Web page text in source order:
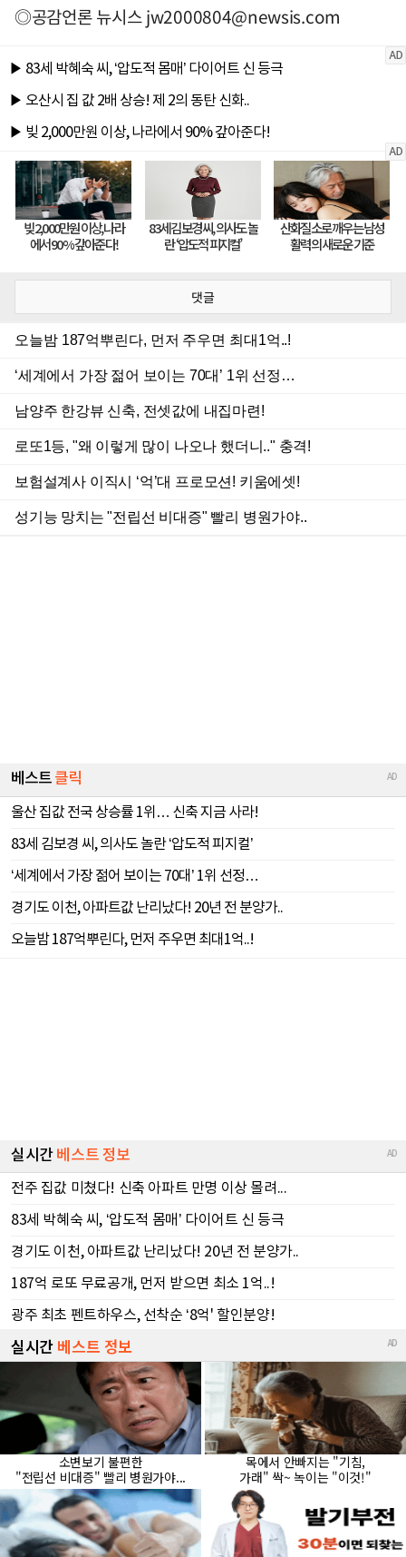
◎공감언론 뉴시스jw2000804@newsis.com
댓글